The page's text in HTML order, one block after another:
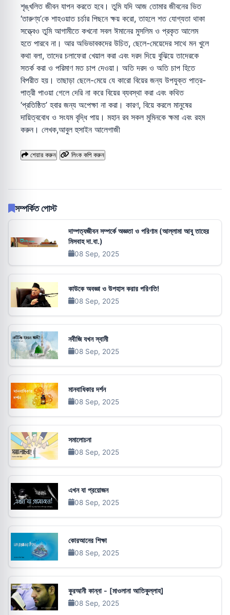
শৃঙ্খলিত জীবন যাপন করতে হবে। তুমি যদি আজ তোমার জীবনের ভিত
‘তারুণ্য’কে শাহওয়াত চর্চার পিছনে ক্ষয় করো, তাহলে শত যোগ্যতা থাকা
সত্ত্বেও তুমি আগামীতে কখনো সবল ঈমানের মুসলিম ও প্রকৃত আলেম
হতে পারবে না। আর অভিভাবকদের উচিত, ছেলে-মেয়েদের সাথে মন খুলে
কথা বলা, তাদের চলাফেরা খেয়াল করা এবং দরদ দিয়ে বুঝিয়ে তাদেরকে
সতর্ক করা ও পরিমাণ মত চাপ দেওয়া। অতি দরদ ও অতি চাপ হিতে
বিপরীত হয়। তাছাড়া ছেলে-মেয়ে যে কারো বিয়ের জন্য উপযুক্ত পাত্র-
পাত্রী পাওয়া গেলে দেরি না করে বিয়ের ব্যবস্থা করা এবং কথিত
‘প্রতিষ্ঠিত’ হবার জন্য অপেক্ষা না করা। কারণ, বিয়ে করলে মানুষের
দায়িত্ববোধ ও সংযম বৃদ্ধি পায়। মহান রব সকল মুমিনকে ক্ষমা এবং রহম
করুন। লেখক,আবুল হুসাইন আলেগাজী
শেয়ার করুন লিংক কপি করুন
সম্পর্কিত পোস্ট
দাম্পত্যজীবন সম্পর্কে অজ্ঞতা ও পরিণাম (আল্লামা আবু তাহের
মিসবাহ দা.বা.)
08 Sep, 2025
কাউকে অবজ্ঞা ও উপহাস করার পরিণতি!
08 Sep, 2025
নবীজি যখন স্বামী
08 Sep, 2025
মানবাধিকার দর্শন
08 Sep, 2025
সমালোচনা
08 Sep, 2025
এখন যা প্রয়োজন
08 Sep, 2025
কোরআনের শিক্ষা
08 Sep, 2025
কুরআনী কান্না - [মাওলানা আতিকুল্লাহ]
08 Sep, 2025